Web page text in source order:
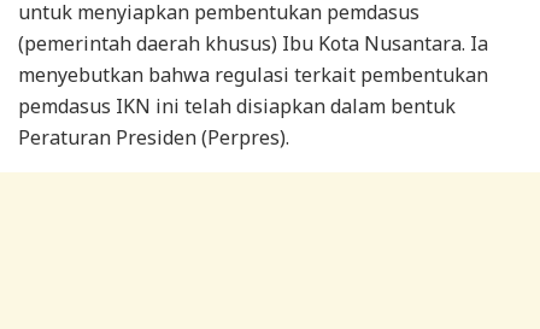
untuk menyiapkan pembentukan pemdasus
(pemerintah daerah khusus) Ibu Kota Nusantara. Ia
menyebutkan bahwa regulasi terkait pembentukan
pemdasus IKN ini telah disiapkan dalam bentuk
Peraturan Presiden (Perpres).